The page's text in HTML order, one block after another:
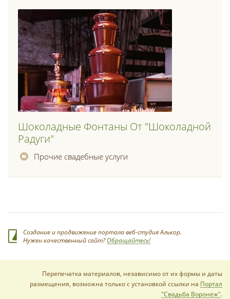
Шоколадные Фонтаны От "шоколадной
Радуги"
Прочие свадебные услуги
Создание и продвижение портала веб-студия Алькор.
Нужен качественный сайт?Обращайтесь!
Перепечатка материалов, независимо от их формы и даты
размещения, возможна только с установкой ссылки на Портал
"Свадьба Воронеж".